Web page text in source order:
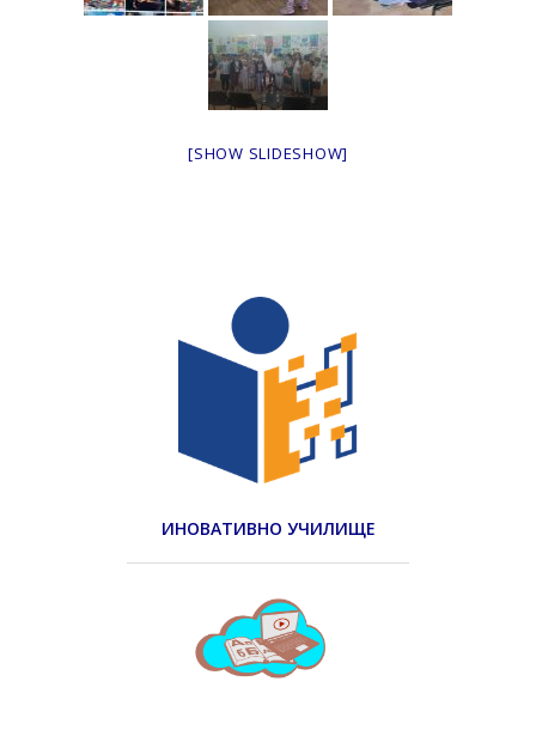
[SHOW SLIDESHOW]
ИНОВАТИВНО УЧИЛИЩЕ